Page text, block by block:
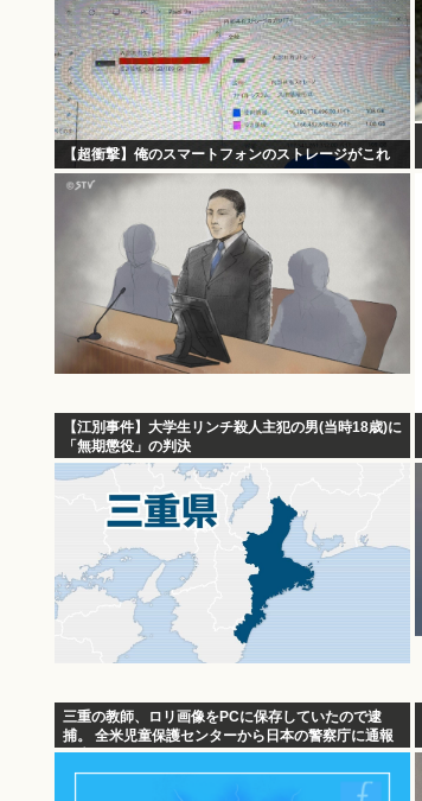
【超衝撃】俺のスマートフォンのストレージがこれ
【江別事件】大学生リンチ殺人主犯の男(当時18歳)に
「無期懲役」の判決
三重の教師、ロリ画像をPCに保存していたので逮
捕。 全米児童保護センターから日本の警察庁に通報
が来る。